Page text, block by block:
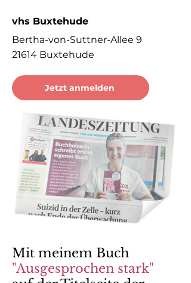
vhs Buxtehude
Bertha-von-Suttner-Allee 9
21614 Buxtehude
Jetzt anmelden
Mit meinem Buch
"Ausgesprochen stark"